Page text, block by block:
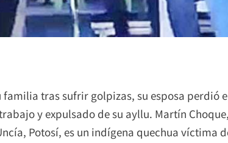
familia tras sufrir golpizas, su esposa perdió
y expulsado de su ayllu. Martín
Potosí, es un indígena quechua víctima